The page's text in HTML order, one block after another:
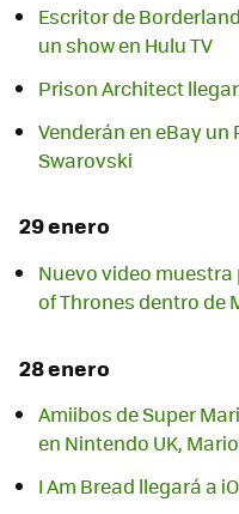
Escritor de
un show en Hulu TV
Prison Architect
Venderán en eBay
29 enero
Nuevo video
of Thrones dentro de
28 enero
Amiibos de Super